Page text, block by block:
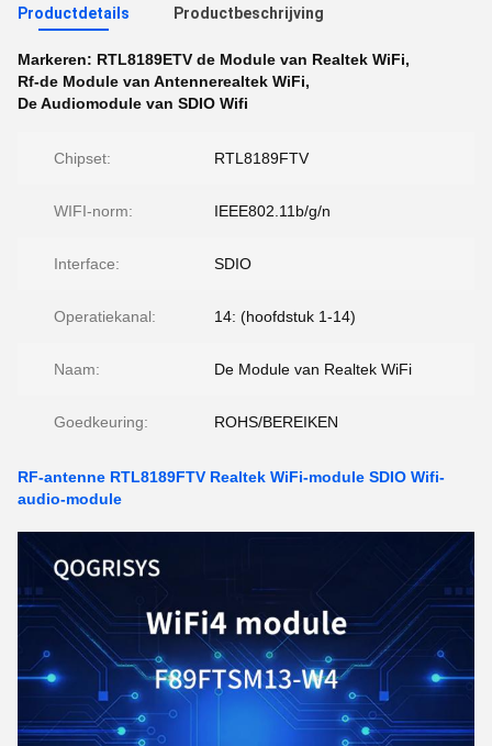
Productdetails Productbeschrijving
Markeren: RTL8189ETV de Module van Realtek WiFi,
Rf-de Module van Antennerealtek WiFi,
De Audiomodule van SDIO Wifi
Chipset: RTL8189FTV
WIFI-norm: IEEE802.11b/g/n
Interface: SDIO
Operatiekanal: 14: (hoofdstuk 1-14)
Naam: De Module van Realtek WiFi
Goedkeuring: ROHS/BEREIKEN
RF-antenne RTL8189FTV Realtek WiFi-module SDIO Wifi-
audio-module